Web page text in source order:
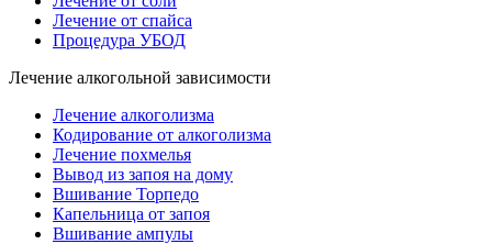
Лечение от спайса
Процедура УБОД
Лечение алкогольной зависимости
Лечение алкоголизма
Кодирование от алкоголизма
Лечение похмелья
Вывод из запоя на дому
Вшивание Торпедо
Капельница от запоя
Вшивание ампулы